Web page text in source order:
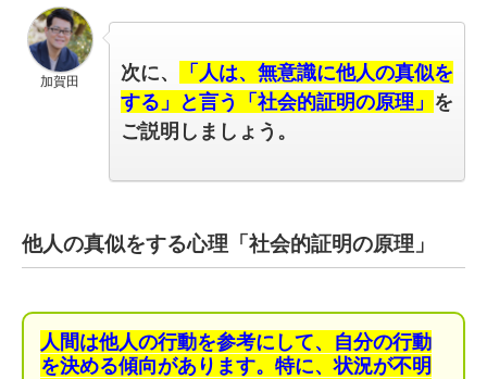
加賀田 次に、
「人は、無意識に他人の真似を
する」と言う「社会的証明の原理」 を
ご説明しましょう。
他人の真似をする心理「社会的証明の原理」
人間は他人の行動を参考にして、自分の行動
を決める傾向があります。 特に、状況が不明